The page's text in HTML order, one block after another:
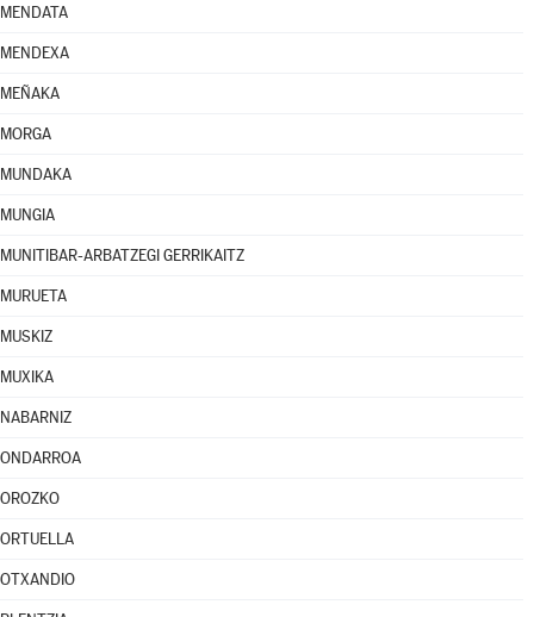
MENDATA
MENDEXA
MEÑAKA
MORGA
MUNDAKA
MUNGIA
MUNITIBAR-ARBATZEGI GERRIKAITZ
MURUETA
MUSKIZ
MUXIKA
NABARNIZ
ONDARROA
OROZKO
ORTUELLA
OTXANDIO